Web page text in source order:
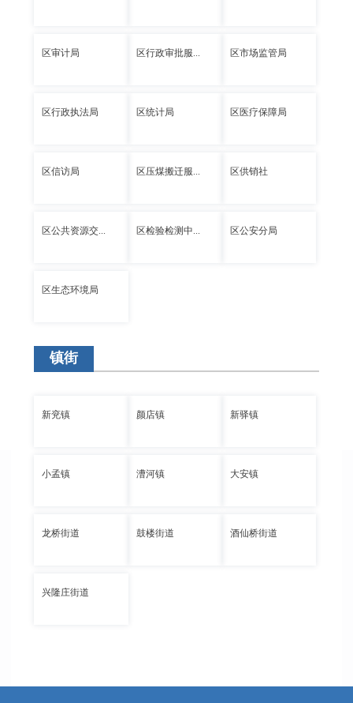
区审计局 区行政审批服... 区市场监管局
区行政执法局 区统计局 区医疗保障局
区信访局 区压煤搬迁服... 区供销社
区公共资源交... 区检验检测中... 区公安分局
区生态环境局
镇街
新兖镇 颜店镇 新驿镇
小孟镇 漕河镇 大安镇
龙桥街道 鼓楼街道 酒仙桥街道
兴隆庄街道